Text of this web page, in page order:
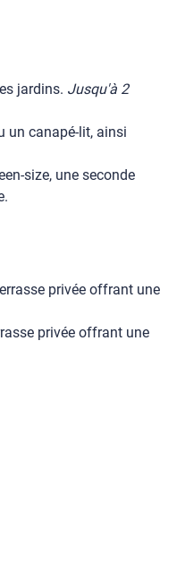
jardins. Jusqu'à 2
un canapé-lit, ainsi
size, une seconde
privée offrant une
privée offrant une